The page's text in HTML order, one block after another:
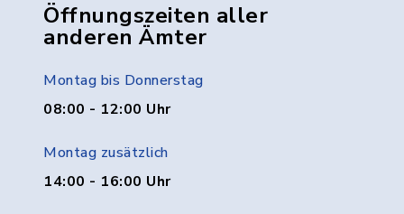
Öffnungszeiten aller
anderen Ämter
Montag bis Donnerstag
08:00 - 12:00 Uhr
Montag zusätzlich
14:00 - 16:00 Uhr